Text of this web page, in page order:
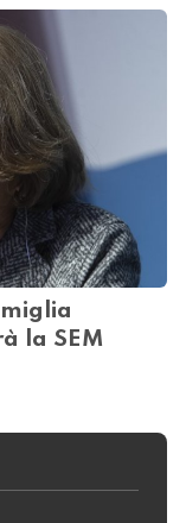
la SEM